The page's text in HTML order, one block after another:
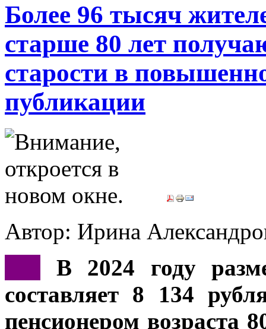
Более 96 тысяч
старше 80 лет
старости в
публикации
Автор: Ирина
В 2024 году
составляет 8 134
пенсионером возраста